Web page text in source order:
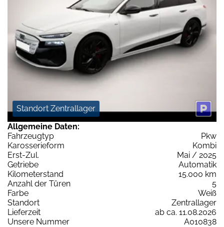
Standort Zentrallager
Allgemeine Daten:
Fahrzeugtyp
Pkw
Karosserieform
Kombi
Erst-Zul.
Mai / 2025
Getriebe
Automatik
Kilometerstand
15.000 km
Anzahl der Türen
5
Farbe
Weiß
Standort
Zentrallager
Lieferzeit
ab ca. 11.08.2026
Unsere Nummer
A010838